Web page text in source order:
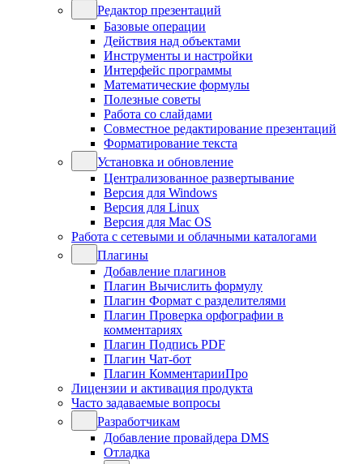
Редактор презентаций
Базовые операции
Действия над объектами
Инструменты и настройки
Интерфейс программы
Математические формулы
Полезные советы
Работа со слайдами
Совместное редактирование презентаций
Форматирование текста
Установка и обновление
Централизованное развертывание
Версия для Windows
Версия для Linux
Версия для Mac OS
Работа с сетевыми и облачными каталогами
Плагины
Добавление плагинов
Плагин Вычислить формулу
Плагин Формат с разделителями
Плагин Проверка орфографии в
комментариях
Плагин Подпись PDF
Плагин Чат-бот
Плагин КомментарииПро
Лицензии и активация продукта
Часто задаваемые вопросы
Разработчикам
Добавление провайдера DMS
Отладка